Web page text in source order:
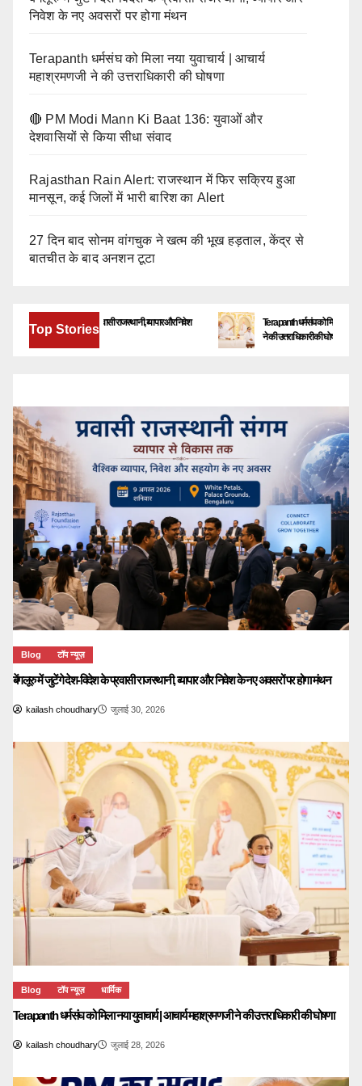
निवेश के नए अवसरों पर होगा मंथन
Terapanth धर्मसंघ को मिला नया युवाचार्य | आचार्य
महाश्रमणजी ने की उत्तराधिकारी की घोषणा
🔴 PM Modi Mann Ki Baat 136: युवाओं और
देशवासियों से किया सीधा संवाद
Rajasthan Rain Alert: राजस्थान में फिर सक्रिय हुआ
मानसून, कई जिलों में भारी बारिश का Alert
27 दिन बाद सोनम वांगचुक ने खत्म की भूख हड़ताल, केंद्र से
बातचीत के बाद अनशन टूटा
Top Stories
में जुटेंगे देश-विदेश के प्रवासी राजस्थानी, व्यापार और निवेश
अवसरों पर होगा मंथन
Terapanth धर्मसंघ को मिला नया युवाचार्य |
ने की उत्तराधिकारी की घोषणा
Blog टॉप न्यूज़
बेंगलूरु में जुटेंगे देश-विदेश के प्रवासी राजस्थानी, व्यापार और निवेश के नए अवसरों पर होगा मंथन
kailash choudhary जुलाई 30, 2026
Blog टॉप न्यूज़ धार्मिक
Terapanth धर्मसंघ को मिला नया युवाचार्य | आचार्य महाश्रमणजी ने की उत्तराधिकारी की घोषणा
kailash choudhary जुलाई 28, 2026